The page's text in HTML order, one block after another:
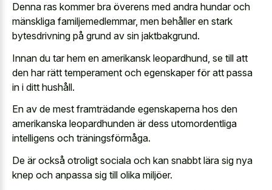
Denna ras kommer bra överens med andra hundar och
mänskliga familjemedlemmar, men behåller en stark
bytesdrivning på grund av sin jaktbakgrund.
Innan du tar hem en amerikansk leopardhund, se till att
den har rätt temperament och egenskaper för att passa
in i ditt hushåll.
En av de mest framträdande egenskaperna hos den
amerikanska leopardhunden är dess utomordentliga
intelligens och träningsförmåga.
De är också otroligt sociala och kan snabbt lära sig nya
knep och anpassa sig till olika miljöer.